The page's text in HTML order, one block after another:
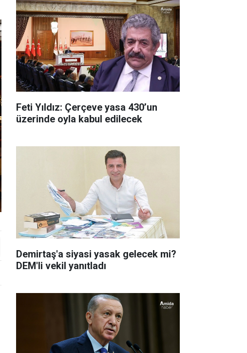
Feti Yıldız: Çerçeve yasa 430’un
üzerinde oyla kabul edilecek
Demirtaş'a siyasi yasak gelecek mi?
DEM'li vekil yanıtladı